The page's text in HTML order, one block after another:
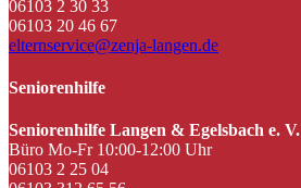
06103 2 30 33
06103 20 46 67
elternservice@zenja-langen.de
Seniorenhilfe
Seniorenhilfe Langen & Egelsbach e. V.
Büro Mo-Fr 10:00-12:00 Uhr
06103 2 25 04